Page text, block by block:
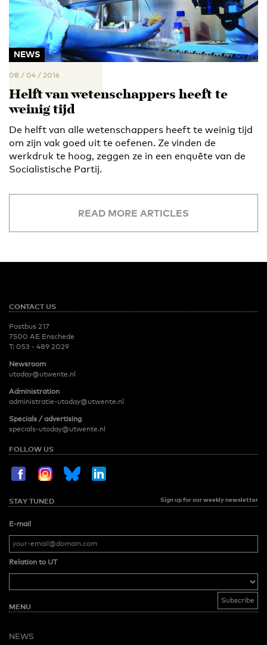
NEWS
08 / 04 / 2016
Helft van wetenschappers heeft te
weinig tijd
De helft van alle wetenschappers heeft te weinig tijd
om zijn vak goed uit te oefenen. Ze vinden de
werkdruk te hoog, zeggen ze in een enquête van de
Socialistische Partij.
READ MORE ARTICLES
CONTACT US
Postbus 217
7500 AE Enschede
T: 053 - 489 2029
Newsroom
utoday@utwente.nl
Administration
administratie-utoday@utwente.nl
Specials / advertising
specials-utoday@utwente.nl
FOLLOW US
STAY TUNED Sign up for our weekly newsletter
E-mail
Relation to UT
MENU
NEWS